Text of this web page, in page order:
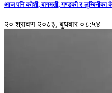
आज पनि कोशी, बागमती, गण्डकी र लुम्बिनीका
२० श्रावण २०८३, बुधबार ०८:५४